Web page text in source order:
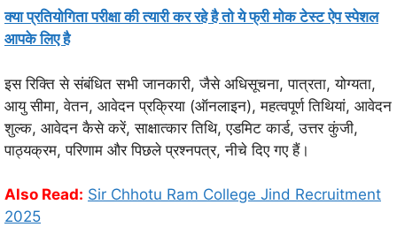
क्या प्रतियोगिता परीक्षा की त्यारी कर रहे है तो ये फ्री मोक टेस्ट ऐप स्पेशल
आपके लिए है
इस रिक्ति से संबंधित सभी जानकारी, जैसे अधिसूचना, पात्रता, योग्यता,
आयु सीमा, वेतन, आवेदन प्रक्रिया (ऑनलाइन), महत्वपूर्ण तिथियां, आवेदन
शुल्क, आवेदन कैसे करें, साक्षात्कार तिथि, एडमिट कार्ड, उत्तर कुंजी,
पाठ्यक्रम, परिणाम और पिछले प्रश्नपत्र, नीचे दिए गए हैं।
Also Read: Sir Chhotu Ram College Jind Recruitment
2025